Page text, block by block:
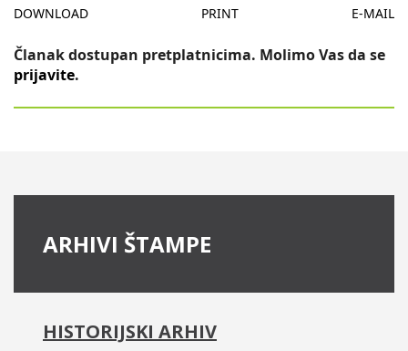
DOWNLOAD PRINT E-MAIL
Članak dostupan pretplatnicima. Molimo Vas da se
prijavite.
ARHIVI ŠTAMPE
HISTORIJSKI ARHIV